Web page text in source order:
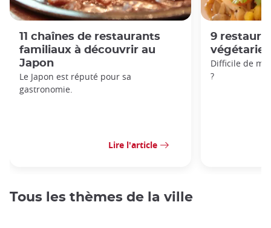
11 chaînes de restaurants
familiaux à découvrir au
Japon
Le Japon est réputé pour sa
gastronomie.
Lire l'article
9
Difficile de
?
Tous les thèmes de la ville